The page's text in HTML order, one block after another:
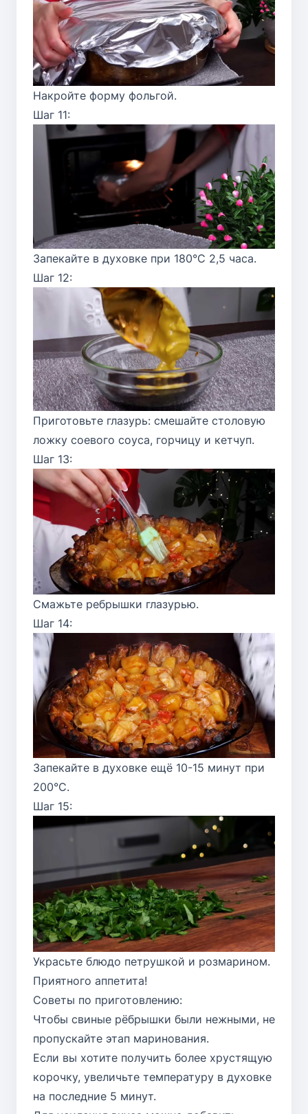
Накройте форму фольгой.
Шаг 11:
Запекайте в духовке при 180°C 2,5 часа.
Шаг 12:
Приготовьте глазурь: смешайте столовую
ложку соевого соуса, горчицу и кетчуп.
Шаг 13:
Смажьте ребрышки глазурью.
Шаг 14:
Запекайте в духовке ещё 10-15 минут при
200°C.
Шаг 15:
Украсьте блюдо петрушкой и розмарином.
Приятного аппетита!
Советы по приготовлению:
Чтобы свиные рёбрышки были нежными, не
пропускайте этап маринования.
Если вы хотите получить более хрустящую
корочку, увеличьте температуру в духовке
на последние 5 минут.